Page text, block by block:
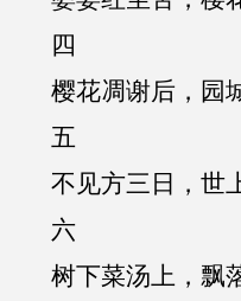
四
樱花凋谢后，园
五
不见方三日，世
六
树下菜汤上，飘